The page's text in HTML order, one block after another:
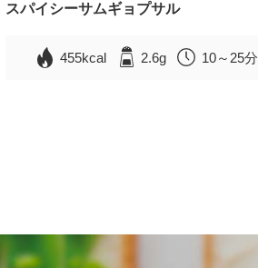
スパイシーサムギョプサル
455kcal 2.6g 10～25分